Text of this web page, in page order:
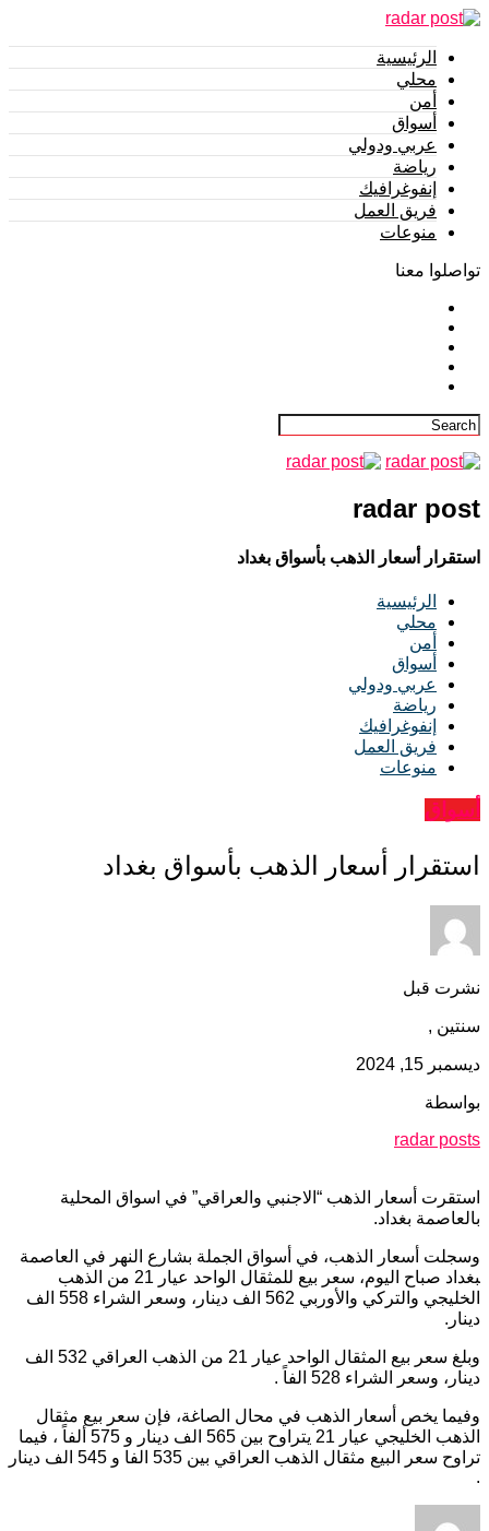
الرئيسية
محلي
أمن
أسواق
عربي ودولي
رياضة
إنفوغرافيك
فريق العمل
منوعات
تواصلوا معنا
radar post
استقرار أسعار الذهب بأسواق بغداد
الرئيسية
محلي
أمن
أسواق
عربي ودولي
رياضة
إنفوغرافيك
فريق العمل
منوعات
أسواق
استقرار أسعار الذهب بأسواق بغداد
نشرت قبل
سنتين ,
ديسمبر 15, 2024
بواسطة
radar posts
استقرت أسعار الذهب “الاجنبي والعراقي” في اسواق المحلية
بالعاصمة بغداد.
وسجلت أسعار الذهب، في أسواق الجملة ب‍‍‍شارع النهر في العاصمة
‍‍بغداد صباح اليوم، سعر بيع للمثقال الواحد عيار 21 من الذهب
الخليجي والتركي والأوربي 562 الف دينار، وسعر الشراء 558 الف
دينار.
وبلغ سعر بيع المثقال الواحد عيار 21 من الذهب العراقي 532 الف
دينار، وسعر الشراء 528 الفاً .
وفيما يخص أسعار الذهب في محال الصاغة، فإن سعر بيع مثقال
الذهب الخليجي عيار 21 يتراوح بين 565 الف دينار و 575 ألفاً ، فيما
تراوح سعر البيع مثقال الذهب العراقي بين 535 الفا و 545 الف دينار
.